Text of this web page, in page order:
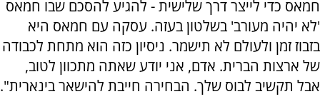
חמאס כדי לייצר דרך שלישית - להגיע להסכם שבו חמאס
'לא יהיה מעורב' בשלטון בעזה. עסקה עם חמאס היא
בזבוז זמן ולעולם לא תישמר. ניסיון כזה הוא מתחת לכבודה
של ארצות הברית. אדם, אני יודע שאתה מתכוון לטוב,
אבל תקשיב לבוס שלך. הבחירה חייבת להישאר בינארית".